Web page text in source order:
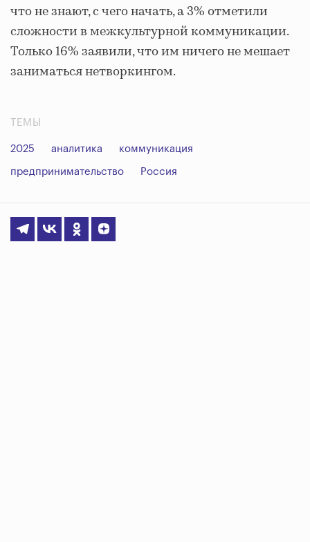
что не знают, с чего начать, а 3% отметили
сложности в межкультурной коммуникации.
Только 16% заявили, что им ничего не мешает
заниматься нетворкингом.
ТЕМЫ
2025 аналитика коммуникация
предпринимательство Россия